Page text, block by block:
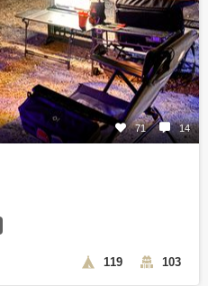
71 14
119 103